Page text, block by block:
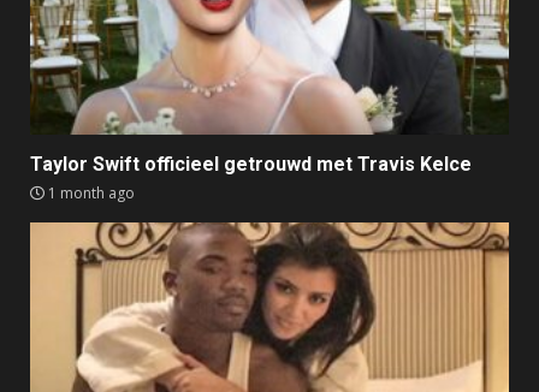
Taylor Swift officieel getrouwd met Travis Kelce
1 month ago